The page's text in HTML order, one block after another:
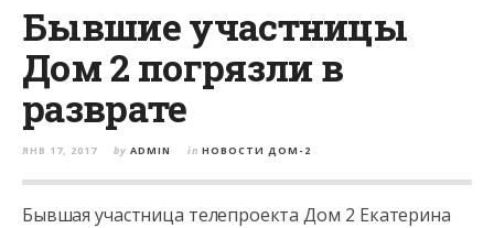
Бывшие участницы
Дом 2 погрязли в
разврате
ЯНВ 17, 2017 by ADMIN in НОВОСТИ ДОМ-2
Бывшая участница телепроекта Дом 2 Екатерина